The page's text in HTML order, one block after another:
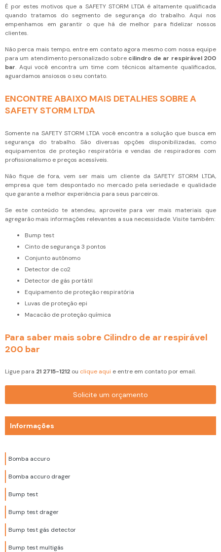
É por estes motivos que a SAFETY STORM LTDA é altamente qualificada
quando tratamos do segmento de segurança do trabalho. Aqui nos
empenhamos em garantir o que há de melhor para fidelizar nossos
clientes.
Não perca mais tempo, entre em contato agora mesmo com nossa equipe
para um atendimento personalizado sobre cilindro de ar respirável 200
bar. Aqui você encontra um time com técnicos altamente qualificados,
aguardamos ansiosos o seu contato.
ENCONTRE ABAIXO MAIS DETALHES SOBRE A
SAFETY STORM LTDA
Somente na SAFETY STORM LTDA você encontra a solução que busca em
segurança do trabalho. São diversas opções disponibilizadas, como
equipamentos de proteção respiratória e vendas de respiradores com
profissionalismo e preços acessíveis.
Não fique de fora, vem ser mais um cliente da SAFETY STORM LTDA,
empresa que tem despontado no mercado pela seriedade e qualidade
que garante a melhor experiência para seus parceiros.
Se este conteúdo te atendeu, aproveite para ver mais materiais que
agregarão mais informações relevantes a sua necessidade. Visite também:
bump test
cinto de segurança 3 pontos
conjunto autônomo
detector de co2
detector de gás portátil
equipamento de proteção respiratória
luvas de proteção epi
macacão de proteção química
Para saber mais sobre Cilindro de ar respirável
200 bar
Ligue para 21 2715-1212 ou clique aqui e entre em contato por email.
Solicite um orçamento
Informações
Bomba accuro
Bomba accuro drager
Bump test
Bump test drager
Bump test gás detector
Bump test multigás